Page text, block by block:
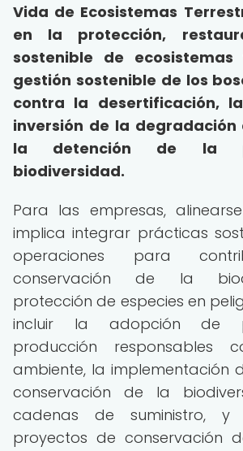
Vida de Ecosistemas
en la protección,
sostenible de
gestión sostenible de los
contra la desertificación,
inversión de la
la detención de la
biodiversidad.
Para las empresas,
implica integrar prácticas
operaciones para
conservación de la
protección de especies en
incluir la adopción de
producción responsables
ambiente, la implementación
conservación de la
cadenas de suministro,
proyectos de conservación